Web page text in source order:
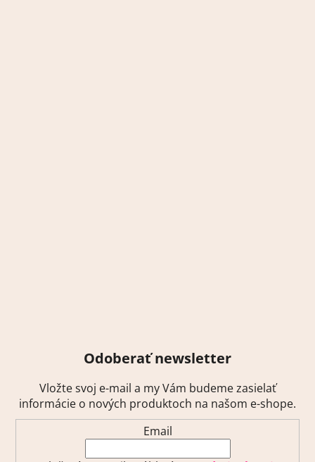
Odoberať newsletter
Vložte svoj e-mail a my Vám budeme zasielať
informácie o nových produktoch na našom e-shope.
Email